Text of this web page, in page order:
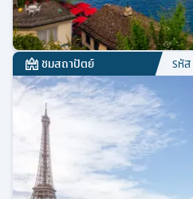
ชมสถาปัตย์ รหัส